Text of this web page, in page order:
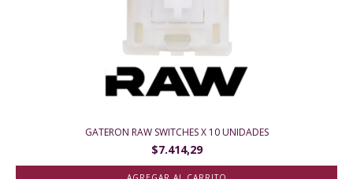
GATERON RAW SWITCHES X 10 UNIDADES
$7.414,29